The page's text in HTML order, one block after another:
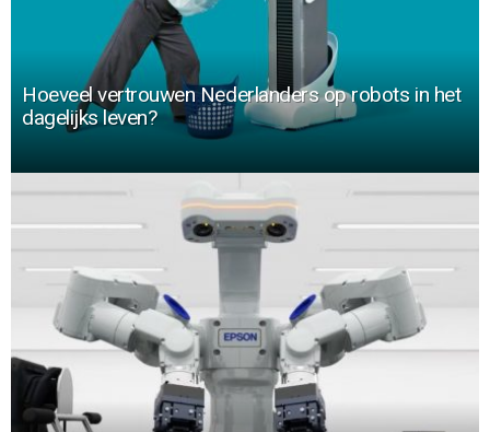
Hoeveel vertrouwen Nederlanders op robots in het
dagelijks leven?